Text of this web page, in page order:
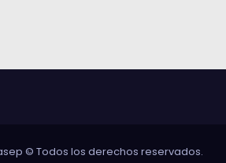
© Todos los derechos reservados.